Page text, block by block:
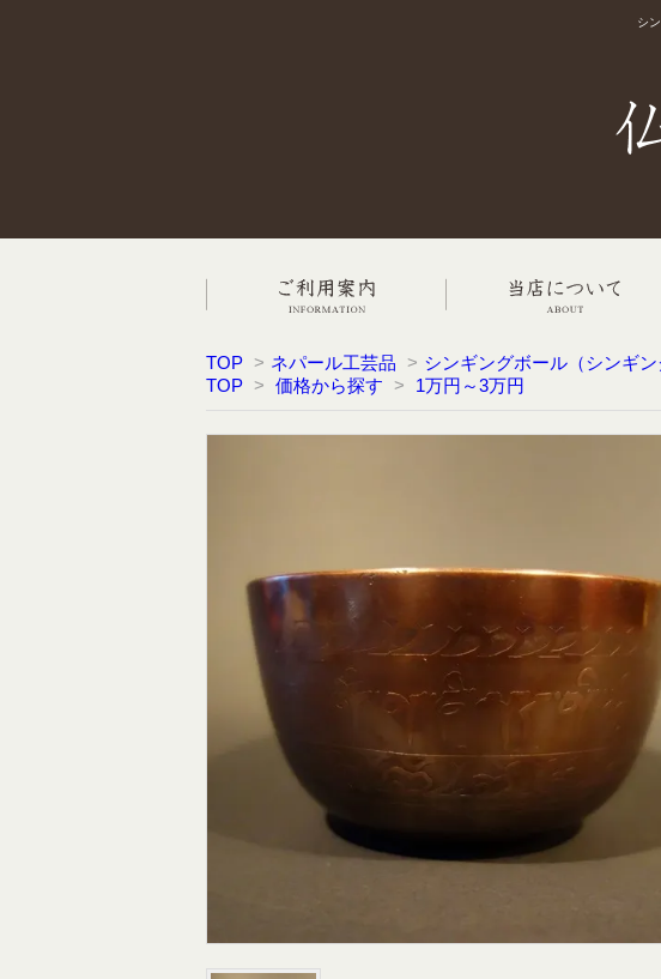
シ
TOP > ネパール工芸品 > シンギングボール（シンギン
TOP > 価格から探す > 1万円～3万円